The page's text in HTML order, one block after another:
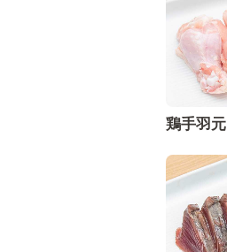
鶏手羽元